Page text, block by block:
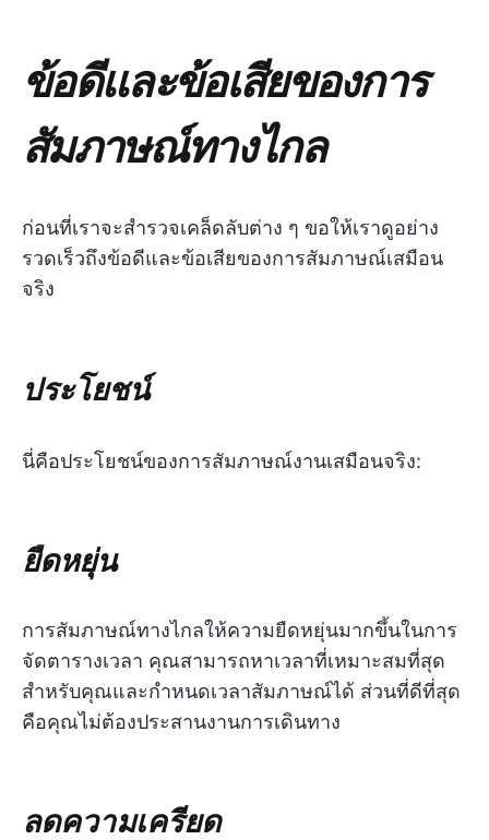
ข้อดีและข้อเสียของการ
สัมภาษณ์ทางไกล
ก่อนที่เราจะสำรวจเคล็ดลับต่าง ๆ ขอให้เราดูอย่าง
รวดเร็วถึงข้อดีและข้อเสียของการสัมภาษณ์เสมือน
จริง
ประโยชน์
นี่คือประโยชน์ของการสัมภาษณ์งานเสมือนจริง:
ยืดหยุ่น
การสัมภาษณ์ทางไกลให้ความยืดหยุ่นมากขึ้นในการ
จัดตารางเวลา คุณสามารถหาเวลาที่เหมาะสมที่สุด
สำหรับคุณและกำหนดเวลาสัมภาษณ์ได้ ส่วนที่ดีที่สุด
คือคุณไม่ต้องประสานงานการเดินทาง
ลดความเครียด